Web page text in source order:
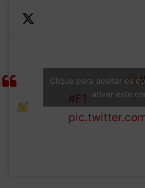
everyone!
under way
#F1
Clique para aceitar os
ativar este